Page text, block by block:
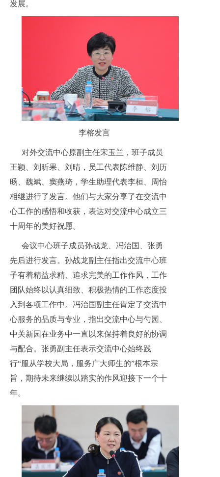
发展。
李榕发言
对外交流中心原副主任宋玉兰，班子成员
王颖、刘昕果、刘晴，员工代表陈维静、刘历
旸、魏斌、窦燕琦，学生助理代表李桓、周怡
相继进行了发言。他们与大家分享了在交流中
心工作的感悟和收获，表达对交流中心成立三
十周年的美好祝愿。
会议中心班子成员孙战龙、冯治国、张勇
先后进行发言。孙战龙副主任指出交流中心班
子有着精益求精、追求完美的工作作风，工作
团队始终以认真细致、积极热情的工作态度投
入到各项工作中。冯治国副主任肯定了交流中
心服务的品质与专业，指出交流中心与勺园、
中关新园在业务中一直以来保持着良好的协调
与配合。张勇副主任表示交流中心始终践
行“服从学校大局，服务广大师生的”根本宗
旨，期待未来继续以踏实的作风迎接下一个十
年。